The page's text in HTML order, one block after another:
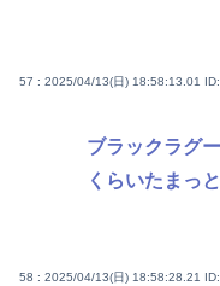
57 : 2025/04/13(日) 18:58:13.01
ブラックラグ
くらいたまっ
58 : 2025/04/13(日) 18:58:28.21